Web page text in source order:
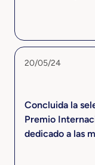
20/05/24
Concluida la
Premio
dedicado a las